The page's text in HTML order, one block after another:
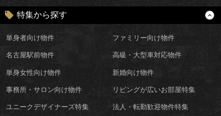
特集から探す
単身者向け物件 ファミリー向け物件
名古屋駅前物件 高級・大型車対応物件
単身女性向け物件 新婚向け物件
事務所・サロン向け物件 リビングが広いお部屋特集
ユニークデザイナーズ特集 法人・転勤歓迎物件特集